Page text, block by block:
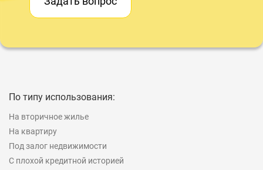
По типу использования:
На вторичное жилье
На квартиру
Под залог недвижимости
С плохой кредитной историей